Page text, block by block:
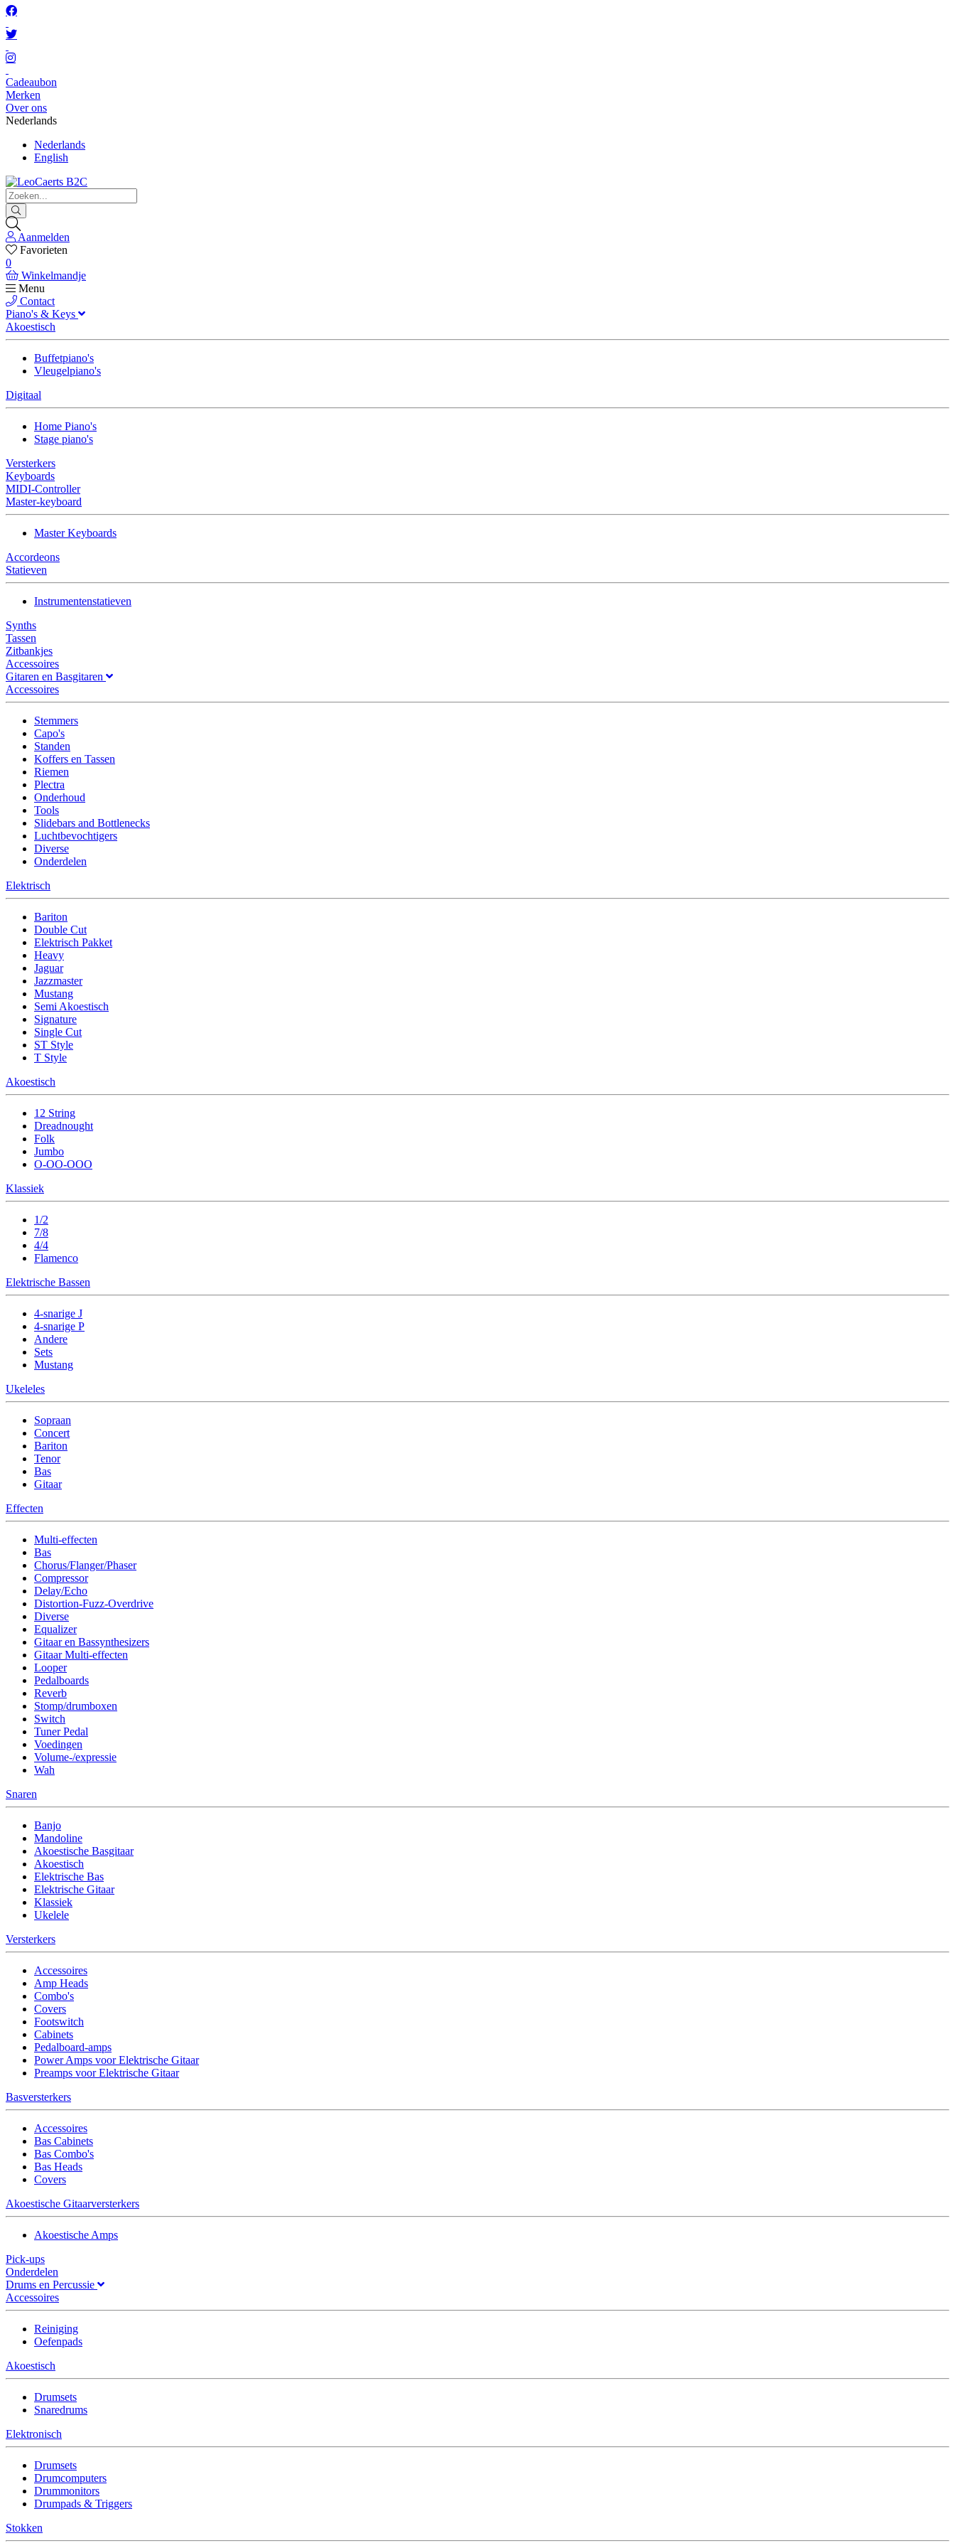
Cadeaubon
Merken
Over ons
Nederlands
Nederlands
English
Aanmelden
Favorieten
0
Winkelmandje
Menu
Contact
Piano's & Keys
Akoestisch
Buffetpiano's
Vleugelpiano's
Digitaal
Home Piano's
Stage piano's
Versterkers
Keyboards
MIDI-Controller
Master-keyboard
Master Keyboards
Accordeons
Statieven
Instrumentenstatieven
Synths
Tassen
Zitbankjes
Accessoires
Gitaren en Basgitaren
Accessoires
Stemmers
Capo's
Standen
Koffers en Tassen
Riemen
Plectra
Onderhoud
Tools
Slidebars and Bottlenecks
Luchtbevochtigers
Diverse
Onderdelen
Elektrisch
Bariton
Double Cut
Elektrisch Pakket
Heavy
Jaguar
Jazzmaster
Mustang
Semi Akoestisch
Signature
Single Cut
ST Style
T Style
Akoestisch
12 String
Dreadnought
Folk
Jumbo
O-OO-OOO
Klassiek
1/2
7/8
4/4
Flamenco
Elektrische Bassen
4-snarige J
4-snarige P
Andere
Sets
Mustang
Ukeleles
Sopraan
Concert
Bariton
Tenor
Bas
Gitaar
Effecten
Multi-effecten
Bas
Chorus/Flanger/Phaser
Compressor
Delay/Echo
Distortion-Fuzz-Overdrive
Diverse
Equalizer
Gitaar en Bassynthesizers
Gitaar Multi-effecten
Looper
Pedalboards
Reverb
Stomp/drumboxen
Switch
Tuner Pedal
Voedingen
Volume-/expressie
Wah
Snaren
Banjo
Mandoline
Akoestische Basgitaar
Akoestisch
Elektrische Bas
Elektrische Gitaar
Klassiek
Ukelele
Versterkers
Accessoires
Amp Heads
Combo's
Covers
Footswitch
Cabinets
Pedalboard-amps
Power Amps voor Elektrische Gitaar
Preamps voor Elektrische Gitaar
Basversterkers
Accessoires
Bas Cabinets
Bas Combo's
Bas Heads
Covers
Akoestische Gitaarversterkers
Akoestische Amps
Pick-ups
Onderdelen
Drums en Percussie
Accessoires
Reiniging
Oefenpads
Akoestisch
Drumsets
Snaredrums
Elektronisch
Drumsets
Drumcomputers
Drummonitors
Drumpads & Triggers
Stokken